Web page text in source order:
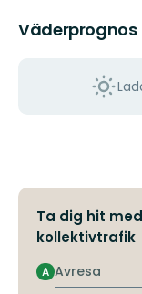
Väderprognos
Ta dig hit med
kollektivtrafik
Avresa
A